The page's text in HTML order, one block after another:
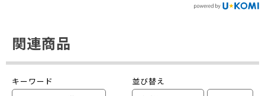
関連商品
キーワード 並び替え